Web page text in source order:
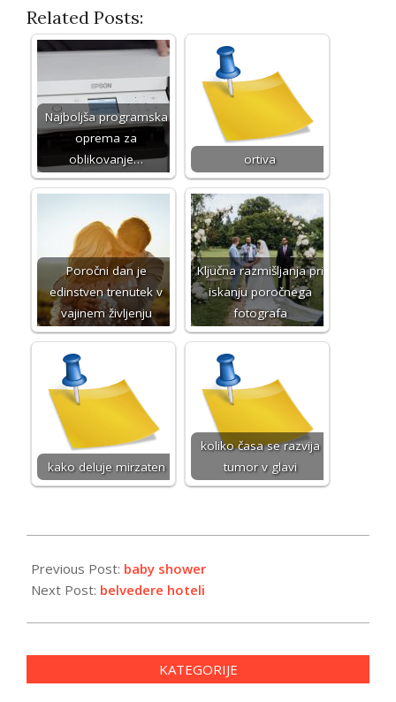
Related Posts:
Najboljša programska
oprema za
oblikovanje…
ortiva
Poročni dan je
edinstven trenutek v
vajinem življenju
Ključna razmišljanja pri
iskanju poročnega
fotografa
kako deluje mirzaten
koliko časa se razvija
tumor v glavi
04-
15
Previous Post: baby shower
Next Post: belvedere hoteli
KATEGORIJE